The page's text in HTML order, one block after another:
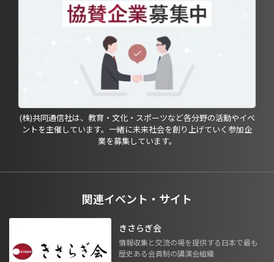
(株)共同通信社は、教育・文化・スポーツなど各分野の活動やイベ
ントを主催しています。一緒に未来社会を創り上げていく参加企
業を募集しています。
関連イベント・サイト
きさらぎ会
情報収集と交流の場を提供する日本で最も
歴史ある会員制の講演会組織